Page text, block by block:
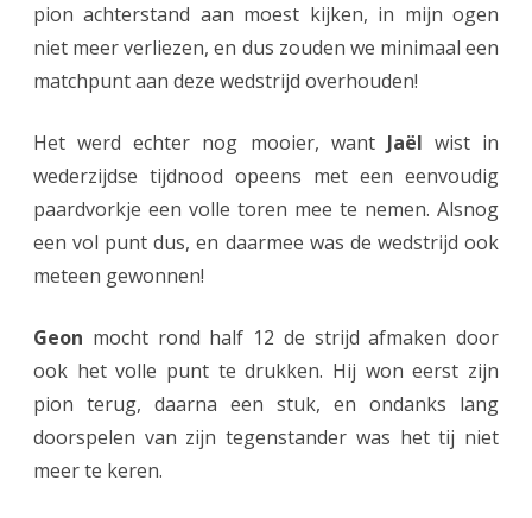
pion achterstand aan moest kijken, in mijn ogen
niet meer verliezen, en dus zouden we minimaal een
matchpunt aan deze wedstrijd overhouden!
Het werd echter nog mooier, want Jaël wist in
wederzijdse tijdnood opeens met een eenvoudig
paardvorkje een volle toren mee te nemen. Alsnog
een vol punt dus, en daarmee was de wedstrijd ook
meteen gewonnen!
Geon mocht rond half 12 de strijd afmaken door
ook het volle punt te drukken. Hij won eerst zijn
pion terug, daarna een stuk, en ondanks lang
doorspelen van zijn tegenstander was het tij niet
meer te keren.